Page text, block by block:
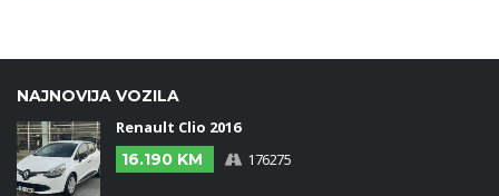
NAJNOVIJA VOZILA
Renault Clio 2016
16.190 KM
176275